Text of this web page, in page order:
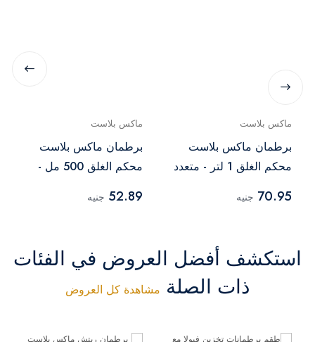
ماكس بلاست
برطمان ماكس بلاست
محكم الغلق 1 لتر - متعدد
70.95 جنيه
ماكس بلاست
برطمان ماكس بلاست
محكم الغلق 500 مل -
52.89 جنيه
استكشف أفضل العروض في الفئات
ذات الصلة مشاهدة كل العروض